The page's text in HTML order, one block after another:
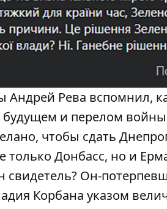
Рева вспомнил,
и перелом войны
чтобы сдать
только Донбасс, но и
свидетель? Он-
Корбана указом